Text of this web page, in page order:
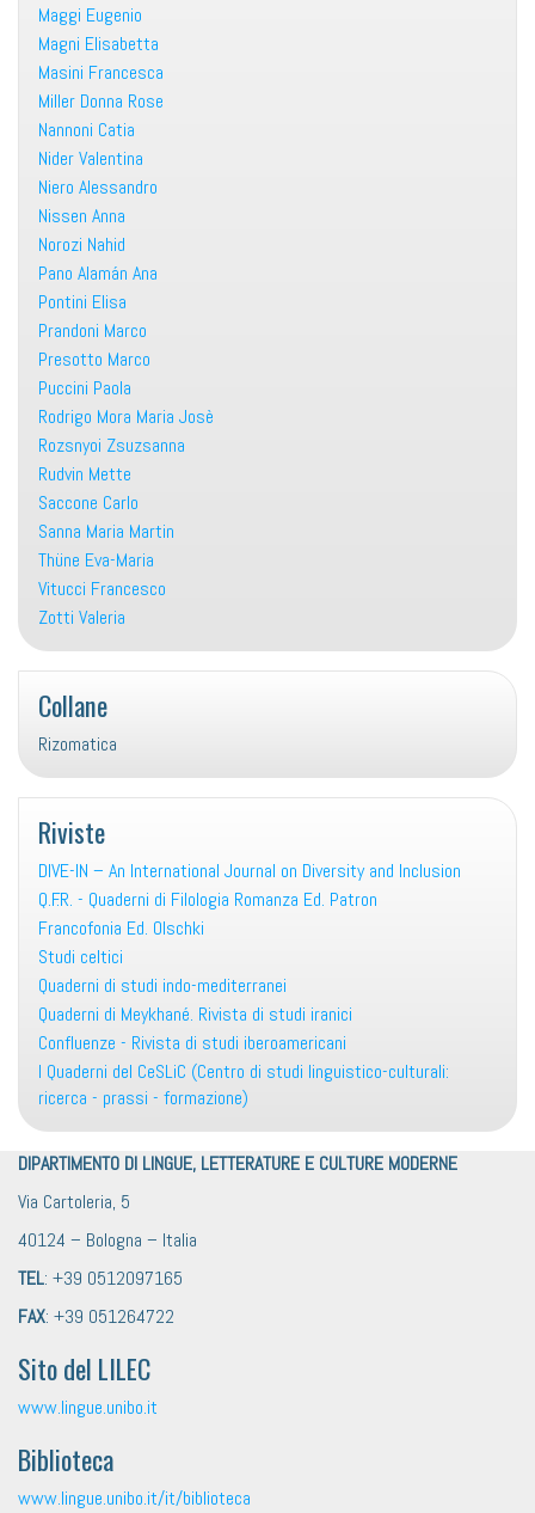
Maggi Eugenio
Magni Elisabetta
Masini Francesca
Miller Donna Rose
Nannoni Catia
Nider Valentina
Niero Alessandro
Nissen Anna
Norozi Nahid
Pano Alamán Ana
Pontini Elisa
Prandoni Marco
Presotto Marco
Puccini Paola
Rodrigo Mora Maria Josè
Rozsnyoi Zsuzsanna
Rudvin Mette
Saccone Carlo
Sanna Maria Martin
Thüne Eva-Maria
Vitucci Francesco
Zotti Valeria
Collane
Rizomatica
Riviste
DIVE-IN – An International Journal on Diversity and Inclusion
Q.F.R. - Quaderni di Filologia Romanza Ed. Patron
Francofonia Ed. Olschki
Studi celtici
Quaderni di studi indo-mediterranei
Quaderni di Meykhané. Rivista di studi iranici
Confluenze - Rivista di studi iberoamericani
I Quaderni del CeSLiC (Centro di studi linguistico-culturali:
ricerca - prassi - formazione)
DIPARTIMENTO DI LINGUE, LETTERATURE E CULTURE MODERNE
Via Cartoleria, 5
40124 – Bologna – Italia
TEL: +39 0512097165
FAX: +39 051264722
Sito del LILEC
www.lingue.unibo.it
Biblioteca
www.lingue.unibo.it/it/biblioteca